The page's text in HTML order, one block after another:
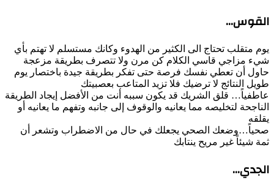
القوس…
يوم متقلب تحتاج الى الكثير من الهدوء وكانك مستسلم لا تهتم بأي
شيء مزاجي قاسي الكلام كن مرن ولا تتصرف بطريقة مزعجة
حاول أن تعطي نفسك فرصة حتى تفكر بطريقة جيدة باختصار يوم
طويل النتائج لا ترضيك فلا تزيد المتاعب بعصبيتك
عاطفياً… قلق الشريك قد يكون سببه أنت من الأفضل إيجاد الطريقة
الناجحة لتخليصه مما يعانيه والوقوف إلى جانبه وتفهم ما يعانيه أو
يقلقه
صحياً…وضعك الصحي يجعلك في حال من الاضطراب وتشعر أن
ثمة شيئاً غير مريح ينتابك
الجدي…